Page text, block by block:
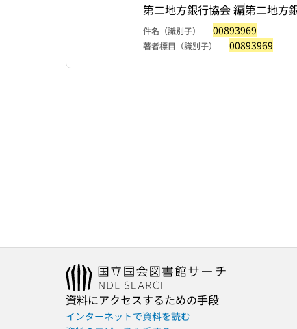
第二地方銀行協会 編第二地方
件名（識別子） 00893969
著者標目（識別子） 00893969
資料にアクセスするための手段
インターネットで資料を読む